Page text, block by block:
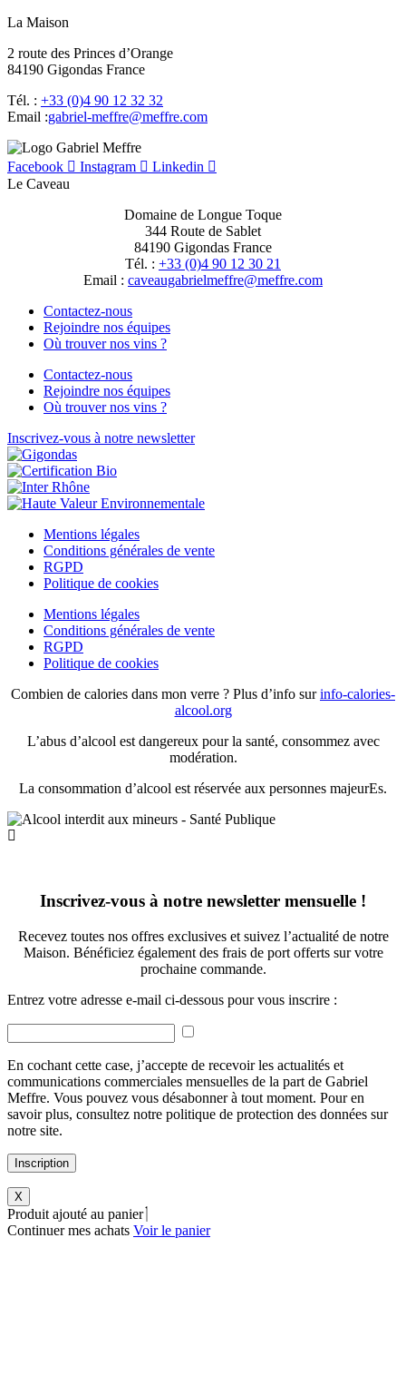
La Maison
2 route des Princes d’Orange
84190 Gigondas France
Tél. : +33 (0)4 90 12 32 32
Email :moc.erffem@erffem-leirbag
Facebook Instagram
Linkedin
Le Caveau
Domaine de Longue Toque
344 Route de Sablet
84190 Gigondas France
Tél. : +33 (0)4 90 12 30 21
Email : moc.erffem@erffemleirbaguaevac
Contactez-nous
Rejoindre nos équipes
Où trouver nos vins ?
Contactez-nous
Rejoindre nos équipes
Où trouver nos vins ?
Inscrivez-vous à notre newsletter
Mentions légales
Conditions générales de vente
RGPD
Politique de cookies
Mentions légales
Conditions générales de vente
RGPD
Politique de cookies
Combien de calories dans mon verre ? Plus d’info surinfo-calories-
alcool.org
L’abus d’alcool est dangereux pour la santé, consommez avec
modération.
La consommation d’alcool est réservée aux personnes majeurEs.
Inscrivez-vous à notre newsletter mensuelle !
Recevez toutes nos offres exclusives et suivez l’actualité de notre
Maison. Bénéficiez également des frais de port offerts sur votre
prochaine commande.
Entrez votre adresse e-mail ci-dessous pour vous inscrire :
En cochant cette case, j’accepte de recevoir les actualités et
communications commerciales mensuelles de la part de Gabriel
Meffre. Vous pouvez vous désabonner à tout moment. Pour en
savoir plus, consultez notre politique de protection des données sur
notre site.
Inscription
X
Produit ajouté au panier
Continuer mes achats Voir le panier